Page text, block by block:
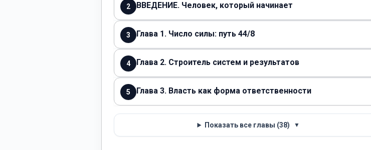
2 ВВЕДЕНИЕ. Человек, который начинает
3 Глава 1. Число силы: путь 44/8
4 Глава 2. Строитель систем и результатов
5 Глава 3. Власть как форма ответственности
Показать все главы (38) ▼